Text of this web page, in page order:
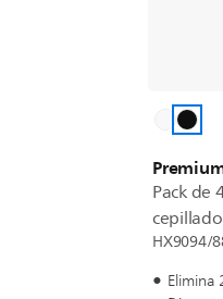
Pack de
cepillado
HX9094/
Elimina